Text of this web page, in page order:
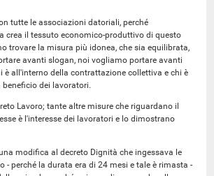
tutte le associazioni datoriali, perché
crea il tessuto economico-produttivo di questo
trovare la misura più idonea, che sia equilibrata,
avanti slogan, noi vogliamo portare avanti
all'interno della contrattazione collettiva e chi è
dei lavoratori.
Lavoro; tante altre misure che riguardano il
è l'interesse dei lavoratori e lo dimostrano
modifica al decreto Dignità che ingessava le
perché la durata era di 24 mesi e tale è rimasta -